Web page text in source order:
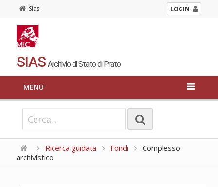
Sias LOGIN
SIAS Archivio di Stato di Prato
MENU
Ricerca guidata Fondi
Complesso
archivistico